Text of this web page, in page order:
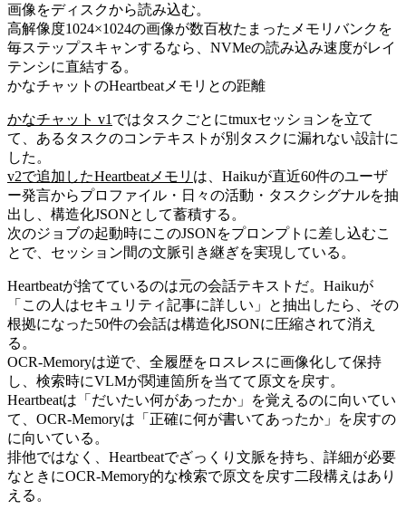
画像をディスクから読み込む。
高解像度1024×1024の画像が数百枚たまったメモリバンクを
毎ステップスキャンするなら、NVMeの読み込み速度がレイ
テンシに直結する。
かなチャットのHeartbeatメモリとの距離
かなチャット v1 ではタスクごとにtmuxセッションを立て
て、あるタスクのコンテキストが別タスクに漏れない設計に
した。
v2で追加したHeartbeatメモリ は、Haikuが直近60件のユーザ
ー発言からプロファイル・日々の活動・タスクシグナルを抽
出し、構造化JSONとして蓄積する。
次のジョブの起動時にこのJSONをプロンプトに差し込むこ
とで、セッション間の文脈引き継ぎを実現している。
Heartbeatが捨てているのは元の会話テキストだ。Haikuが
「この人はセキュリティ記事に詳しい」と抽出したら、その
根拠になった50件の会話は構造化JSONに圧縮されて消え
る。
OCR-Memoryは逆で、全履歴をロスレスに画像化して保持
し、検索時にVLMが関連箇所を当てて原文を戻す。
Heartbeatは「だいたい何があったか」を覚えるのに向いてい
て、OCR-Memoryは「正確に何が書いてあったか」を戻すの
に向いている。
排他ではなく、Heartbeatでざっくり文脈を持ち、詳細が必要
なときにOCR-Memory的な検索で原文を戻す二段構えはあり
える。